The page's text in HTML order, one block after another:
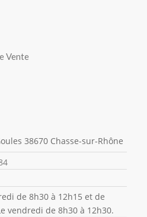
Vente
38670 Chasse-sur-Rhône
de 8h30 à 12h15 et de
vendredi de 8h30 à 12h30.